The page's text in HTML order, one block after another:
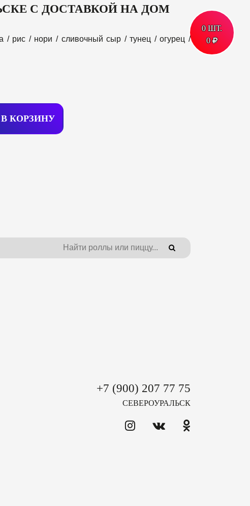
0ШТ.
0
0ШТ.
0
С ДОСТАВКОЙ НА ДОМ
/ рис / нори / сливочный сыр / тунец / огурец /
В КОРЗИНУ
+7 (900) 207 77 75
СЕВЕРОУРАЛЬСК